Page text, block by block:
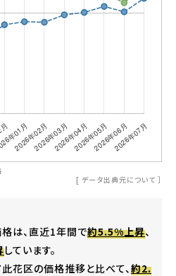
[ データ出典元について ］
は、直近1年間で約5.5%上昇、
しています。
花区の価格推移と比べて、 約2.